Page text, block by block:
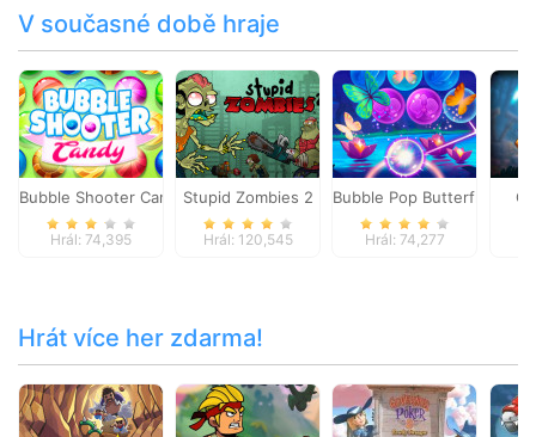
V současné době hraje
Bubble Shooter Candy
Hrál: 74,395
Stupid Zombies 2
Hrál: 120,545
Bubble Pop Butterfly
Hrál: 74,277
Hrát více her zdarma!